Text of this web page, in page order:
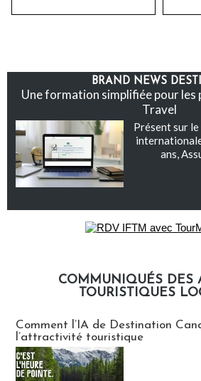
BRAND NEWS
Une formation simplifiée pour les
Travel
Présent sur
ans,
COMMUNIQUÉS DES
TOURISTIQUES
Comment l’IA de Destination
l’attractivité touristique